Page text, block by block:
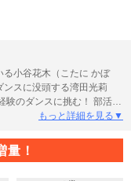
小谷花木（こたに かぼ
ンスに没頭する湾田光莉
験のダンスに挑む！ 部活、
なことやってどうなるの？
もっと詳細を見る▼
量！